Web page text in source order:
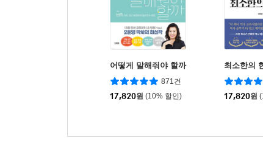
어떻게 말해줘야 할까
871건
17,820원 (10% 할인)
최소한의
17,820원